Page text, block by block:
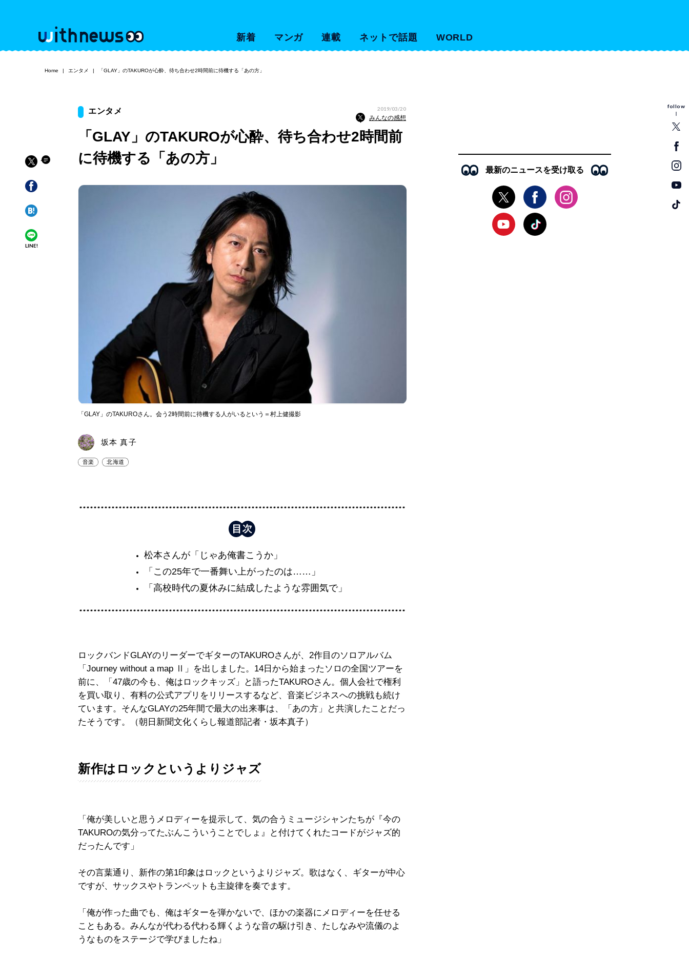
新着 マンガ 連載 ネットで話題 WORLD
follow
Home エンタメ 「GLAY」のTAKUROが心酔、待ち合わせ2時間前に待機する「あの方」
LINE!
エンタメ 2019/03/20
みんなの感想
「GLAY」のTAKUROが心酔、待ち合わせ2時間前
に待機する「あの方」
「GLAY」のTAKUROさん。会う2時間前に待機する人がいるという＝村上健撮影
坂本 真子
音楽 北海道
松本さんが「じゃあ俺書こうか」
「この25年で一番舞い上がったのは……」
「高校時代の夏休みに結成したような雰囲気で」
ロックバンドGLAYのリーダーでギターのTAKUROさんが、2作目のソロアルバム
「Journey without a map Ⅱ」を出しました。14日から始まったソロの全国ツアーを
前に、「47歳の今も、俺はロックキッズ」と語ったTAKUROさん。個人会社で権利
を買い取り、有料の公式アプリをリリースするなど、音楽ビジネスへの挑戦も続け
ています。そんなGLAYの25年間で最大の出来事は、「あの方」と共演したことだっ
たそうです。（朝日新聞文化くらし報道部記者・坂本真子）
新作はロックというよりジャズ
「俺が美しいと思うメロディーを提示して、気の合うミュージシャンたちが『今の
TAKUROの気分ってたぶんこういうことでしょ』と付けてくれたコードがジャズ的
だったんです」
その言葉通り、新作の第1印象はロックというよりジャズ。歌はなく、ギターが中心
ですが、サックスやトランペットも主旋律を奏でます。
「俺が作った曲でも、俺はギターを弾かないで、ほかの楽器にメロディーを任せる
こともある。みんなが代わる代わる輝くような音の駆け引き、たしなみや流儀のよ
うなものをステージで学びましたね」
最新のニュースを受け取る